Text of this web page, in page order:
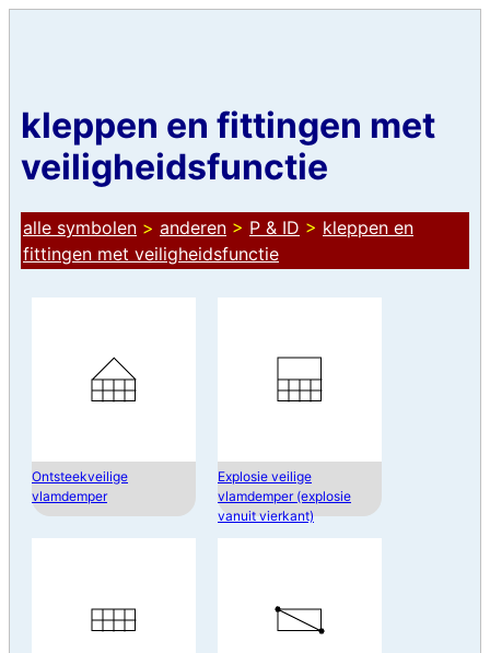
kleppen en fittingen met
veiligheidsfunctie
alle symbolen > anderen > P & ID > kleppen en
fittingen met veiligheidsfunctie
Ontsteekveilige
vlamdemper
Explosie veilige
vlamdemper (explosie
vanuit vierkant)